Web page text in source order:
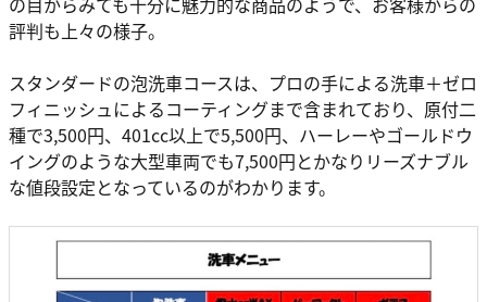
評判も上々の様子。
スタンダードの泡洗車コースは、プロの手による洗車＋ゼロ
フィニッシュによるコーティングまで含まれており、原付二
種で3,500円、401cc以上で5,500円、ハーレーやゴールドウ
イングのような大型車両でも7,500円とかなりリーズナブル
な値段設定となっているのがわかります。